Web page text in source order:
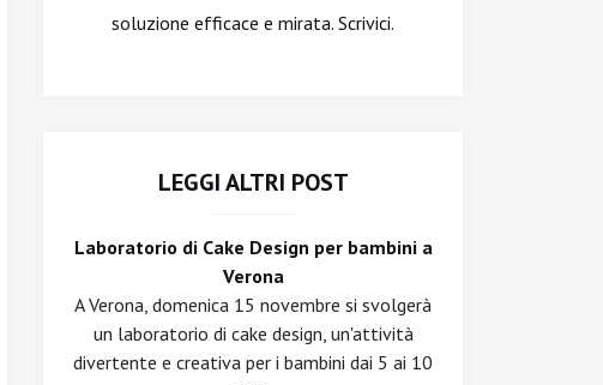
soluzione efficace e mirata. Scrivici.
LEGGI ALTRI POST
Laboratorio di Cake Design per bambini a
Verona
A Verona, domenica 15 novembre si svolgerà
un laboratorio di cake design, un'attività
divertente e creativa per i bambini dai 5 ai 10